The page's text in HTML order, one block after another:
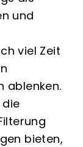
und
viel Zeit
ablenken.
die
bieten,